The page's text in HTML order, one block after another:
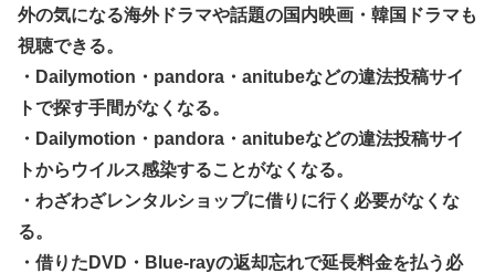
外の気になる海外ドラマや話題の国内映画・韓国ドラマも
視聴できる。
・Dailymotion・pandora・anitubeなどの違法投稿サイ
トで探す手間がなくなる。
・Dailymotion・pandora・anitubeなどの違法投稿サイ
トからウイルス感染することがなくなる。
・わざわざレンタルショップに借りに行く必要がなくな
る。
・借りたDVD・Blue-rayの返却忘れで延長料金を払う必